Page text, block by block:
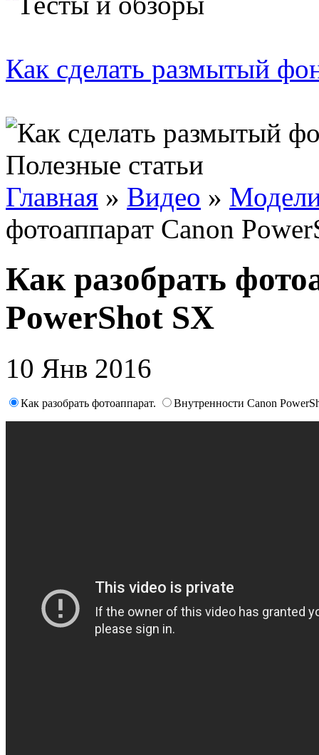
Как сделать размытый
Полезные статьи
Главная » Видео »
фотоаппарат Canon
Как разобрать
PowerShot SX
10 Янв 2016
Как разобрать фотоаппарат. Внутренности Canon